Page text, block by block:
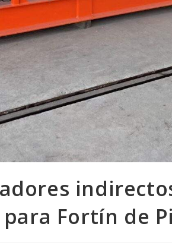
para Fortín de